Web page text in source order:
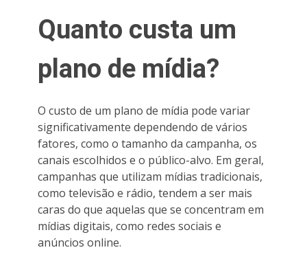
Quanto custa um
plano de mídia?
O custo de um plano de mídia pode variar
significativamente dependendo de vários
fatores, como o tamanho da campanha, os
canais escolhidos e o público-alvo. Em geral,
campanhas que utilizam mídias tradicionais,
como televisão e rádio, tendem a ser mais
caras do que aquelas que se concentram em
mídias digitais, como redes sociais e
anúncios online.